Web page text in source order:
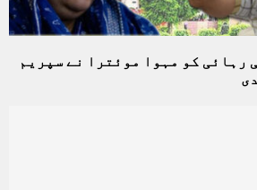
رہائی کو مہوا موئترا نے سپریم